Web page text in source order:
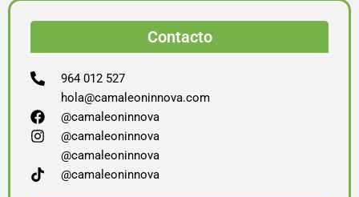
Contacto
964 012 527
hola@camaleoninnova.com
@camaleoninnova
@camaleoninnova
@camaleoninnova
@camaleoninnova